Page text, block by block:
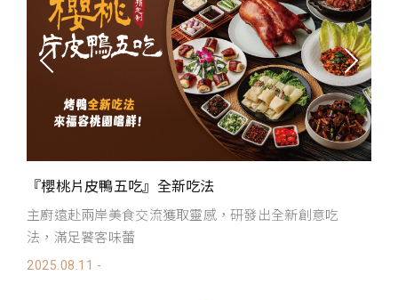
『櫻桃片皮鴨五吃』全新吃法
主廚遠赴兩岸美食交流獲取靈感，研發出全新創意吃
法，滿足饕客味蕾
2025.08.11 -